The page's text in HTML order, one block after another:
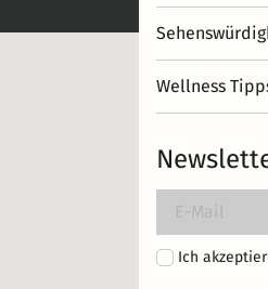
Wellness
Ich